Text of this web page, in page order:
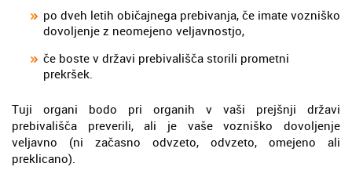
po dveh letih običajnega prebivanja, če imate vozniško
dovoljenje z neomejeno veljavnostjo,
če boste v državi prebivališča storili prometni
prekršek.
Tuji organi bodo pri organih v vaši prejšnji državi
prebivališča preverili, ali je vaše vozniško dovoljenje
veljavno (ni začasno odvzeto, odvzeto, omejeno ali
preklicano).